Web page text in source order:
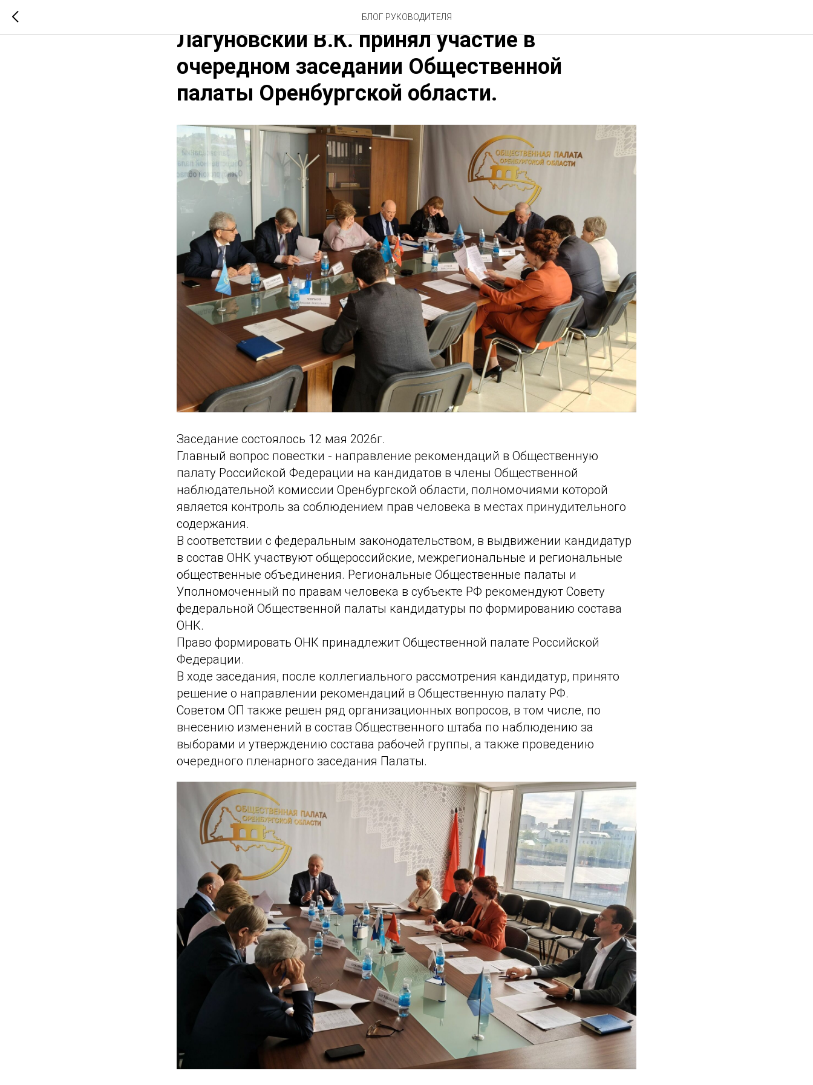
БЛОГ РУКОВОДИТЕЛЯ
Директор исполнительной дирекции ОСПП
Лагуновский В.К. принял участие в
очередном заседании Общественной
палаты Оренбургской области.
Заседание состоялось 12 мая 2026г.
Главный вопрос повестки - направление рекомендаций в Общественную
палату Российской Федерации на кандидатов в члены Общественной
наблюдательной комиссии Оренбургской области, полномочиями которой
является контроль за соблюдением прав человека в местах принудительного
содержания.
В соответствии с федеральным законодательством, в выдвижении кандидатур
в состав ОНК участвуют общероссийские, межрегиональные и региональные
общественные объединения. Региональные Общественные палаты и
Уполномоченный по правам человека в субъекте РФ рекомендуют Совету
федеральной Общественной палаты кандидатуры по формированию состава
ОНК.
Право формировать ОНК принадлежит Общественной палате Российской
Федерации.
В ходе заседания, после коллегиального рассмотрения кандидатур, принято
решение о направлении рекомендаций в Общественную палату РФ.
Советом ОП также решен ряд организационных вопросов, в том числе, по
внесению изменений в состав Общественного штаба по наблюдению за
выборами и утверждению состава рабочей группы, а также проведению
очередного пленарного заседания Палаты.